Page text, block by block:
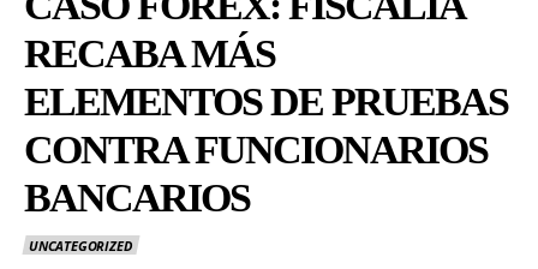
RECABA MÁS
ELEMENTOS DE PRUEBAS
CONTRA FUNCIONARIOS
BANCARIOS
UNCATEGORIZED